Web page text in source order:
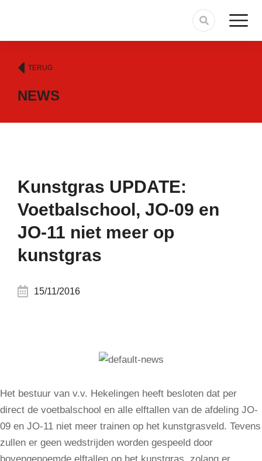
TERUG
NEWS
Kunstgras UPDATE:
Voetbalschool, JO-09 en
JO-11 niet meer op
kunstgras
15/11/2016
Het bestuur van v.v. Hekelingen heeft besloten dat per
direct de voetbalschool en alle elftallen van de afdeling JO-
09 en JO-11 niet meer trainen op het kunstgrasveld. Tevens
zullen er geen wedstrijden worden gespeeld door
bovengenoemde elftallen op het kunstgras, zolang er